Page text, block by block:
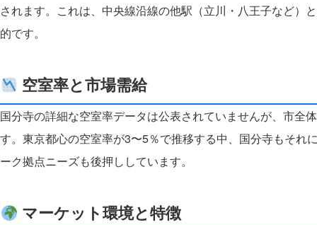
されます。これは、中央線沿線の他駅（立川・八王子など）
的です。
空室率と市場需給
国分寺の詳細な空室率データは公表されていませんが、市全
す。東京都心の空室率が3〜5％で推移する中、国分寺もそ
ーク拠点ニーズも後押ししています。
マーケット環境と特徴